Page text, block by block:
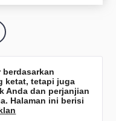
berdasarkan
ketat, tetapi juga
Anda dan perjanjian
Halaman ini berisi